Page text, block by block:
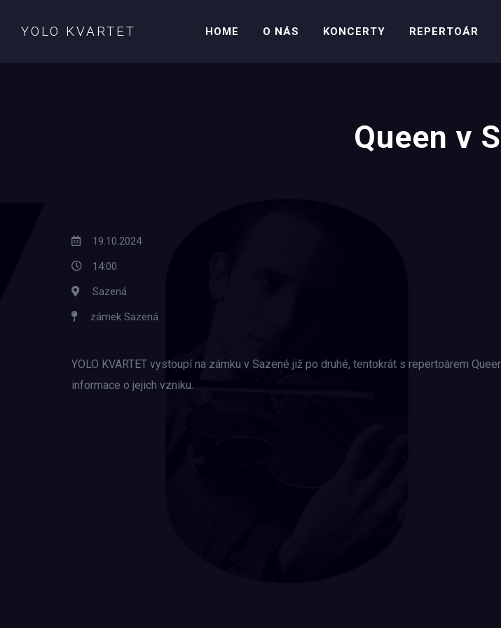
YOLO KVARTET HOME O NÁS KONCERTY REPERTOÁR
Queen v
19.10.2024
14:00
Sazená
zámek Sazená
YOLO KVARTET vystoupí na zámku v Sazené již po druhé, tentokrát s repertoárem
informace o jejich vzniku.